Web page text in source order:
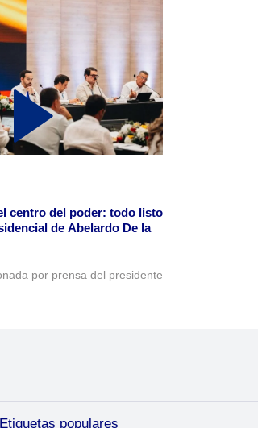
centro del poder: todo listo
de Abelardo De la
por prensa del presidente
Etiquetas populares